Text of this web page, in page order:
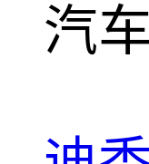
汽